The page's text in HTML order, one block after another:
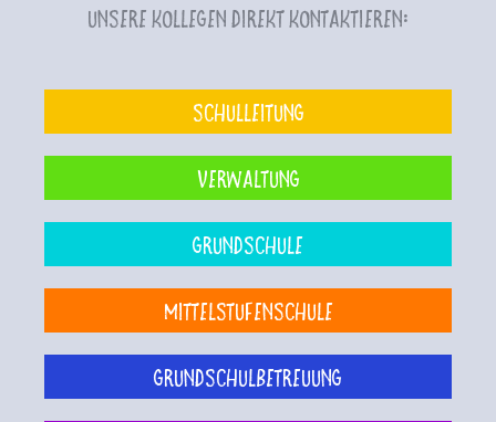
unsere Kollegen direkt kontaktieren:
Schulleitung
Verwaltung
Grundschule
Mittelstufenschule
Grundschulbetreuung